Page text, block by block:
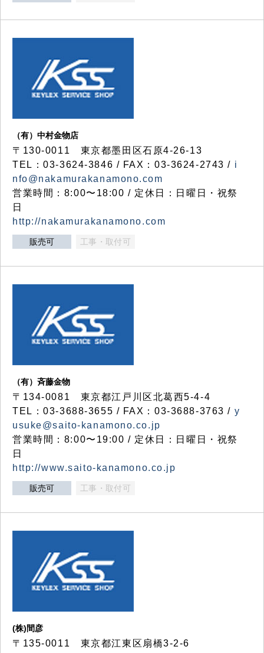
（有）中村金物店
〒130-0011 東京都墨田区石原4-26-13
TEL：03-3624-3846 / FAX：03-3624-2743 / i
nfo@nakamurakanamono.com
営業時間：8:00〜18:00 / 定休日：日曜日・祝祭
日
http://nakamurakanamono.com
販売可 工事・取付可
（有）斉藤金物
〒134-0081 東京都江戸川区北葛西5-4-4
TEL：03-3688-3655 / FAX：03-3688-3763 / y
usuke@saito-kanamono.co.jp
営業時間：8:00〜19:00 / 定休日：日曜日・祝祭
日
http://www.saito-kanamono.co.jp
販売可 工事・取付可
(株)間彦
〒135-0011 東京都江東区扇橋3-2-6